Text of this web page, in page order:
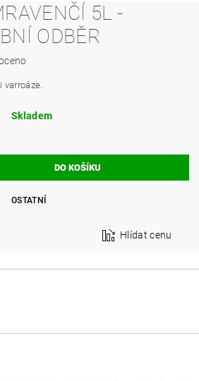
5L -
ODBĚR
varroáze.
Skladem
OSTATNÍ
Hlídat cenu